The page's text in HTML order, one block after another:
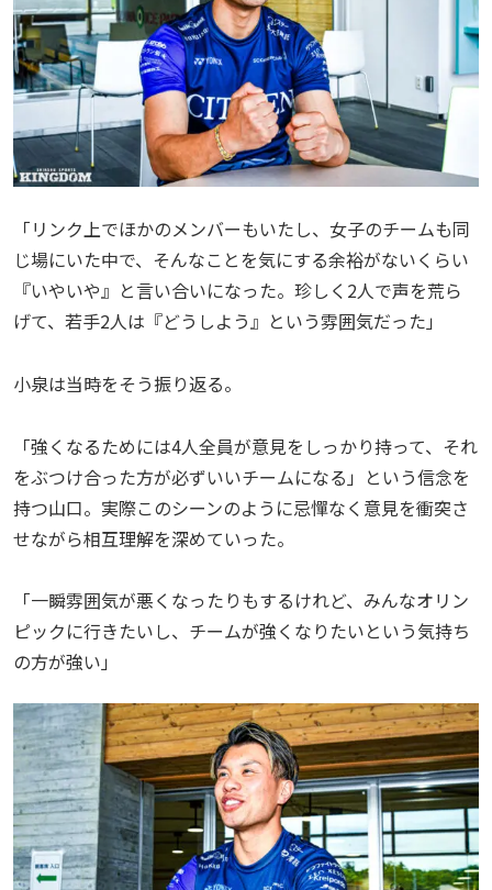
「リンク上でほかのメンバーもいたし、女子のチームも同
じ場にいた中で、そんなことを気にする余裕がないくらい
『いやいや』と言い合いになった。珍しく2人で声を荒ら
げて、若手2人は『どうしよう』という雰囲気だった」
小泉は当時をそう振り返る。
「強くなるためには4人全員が意見をしっかり持って、それ
をぶつけ合った方が必ずいいチームになる」という信念を
持つ山口。実際このシーンのように忌憚なく意見を衝突さ
せながら相互理解を深めていった。
「一瞬雰囲気が悪くなったりもするけれど、みんなオリン
ピックに行きたいし、チームが強くなりたいという気持ち
の方が強い」